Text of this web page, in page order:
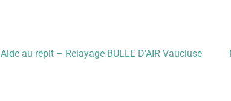
Aide au répit – Relayage BULLE D’AIR Vaucluse